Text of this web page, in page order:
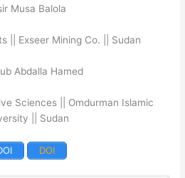
Musa Balola
|| Exseer Mining Co. || Sudan
Abdalla Hamed
Sciences || Omdurman Islamic
|| Sudan
DOI